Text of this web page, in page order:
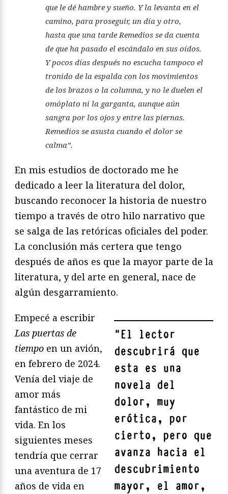
que le dé hambre y sueño. Y la levanta en el
camino, para proseguir, un día y otro,
hasta que una tarde Remedios se da cuenta
de que ha pasado el escándalo en sus oídos.
Y pocos días después no escucha tampoco el
tronido de la espalda con los movimientos
de los brazos o la columna, y no le duelen el
omóplato ni la garganta, aunque aún
sangra por los ojos y entre las piernas.
Remedios se asusta cuando el dolor se
calma”.
En mis estudios de doctorado me he
dedicado a leer la literatura del dolor,
buscando reconocer la historia de nuestro
tiempo a través de otro hilo narrativo que
se salga de las retóricas oficiales del poder.
La conclusión más certera que tengo
después de años es que la mayor parte de la
literatura, y del arte en general, nace de
algún desgarramiento.
"El lector
descubrirá que
esta es una
novela del
dolor, muy
erótica, por
cierto, pero que
avanza hacia el
descubrimiento
mayor, el amor,
Empecé a escribir
Las puertas de
tiempo en un avión,
en febrero de 2024.
Venía del viaje de
amor más
fantástico de mi
vida. En los
siguientes meses
tendría que cerrar
una aventura de 17
años de vida en